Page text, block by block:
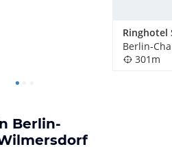
Ringhotel
301m
Berlin-